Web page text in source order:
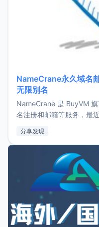
NameCrane永久域名
无限别名
NameCrane 是 BuyVM
名注册和邮箱等服务，最
又实惠的域名邮箱，不妨
NameCraneNameCrane
分享发现